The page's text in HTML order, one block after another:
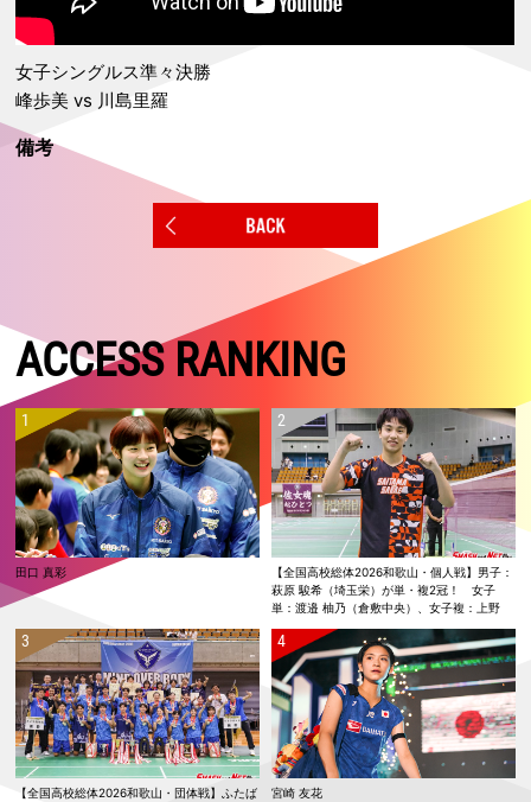
女子シングルス準々決勝
峰歩美 vs 川島里羅
備考
ACCESS RANKING
田口 真彩
【全国高校総体2026和歌山・個人戦】男子：
萩原 駿希（埼玉栄）が単・複2冠！ 女子
単：渡邉 柚乃（倉敷中央）、女子複：上野
覇！
【全国高校総体2026和歌山・団体戦】ふたば
宮崎 友花